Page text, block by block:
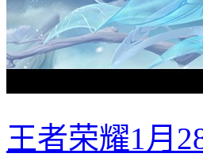
王者荣耀1月